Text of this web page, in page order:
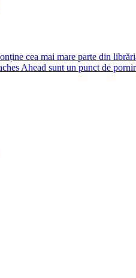
cea mai mare parte din
Ahead sunt un punct de